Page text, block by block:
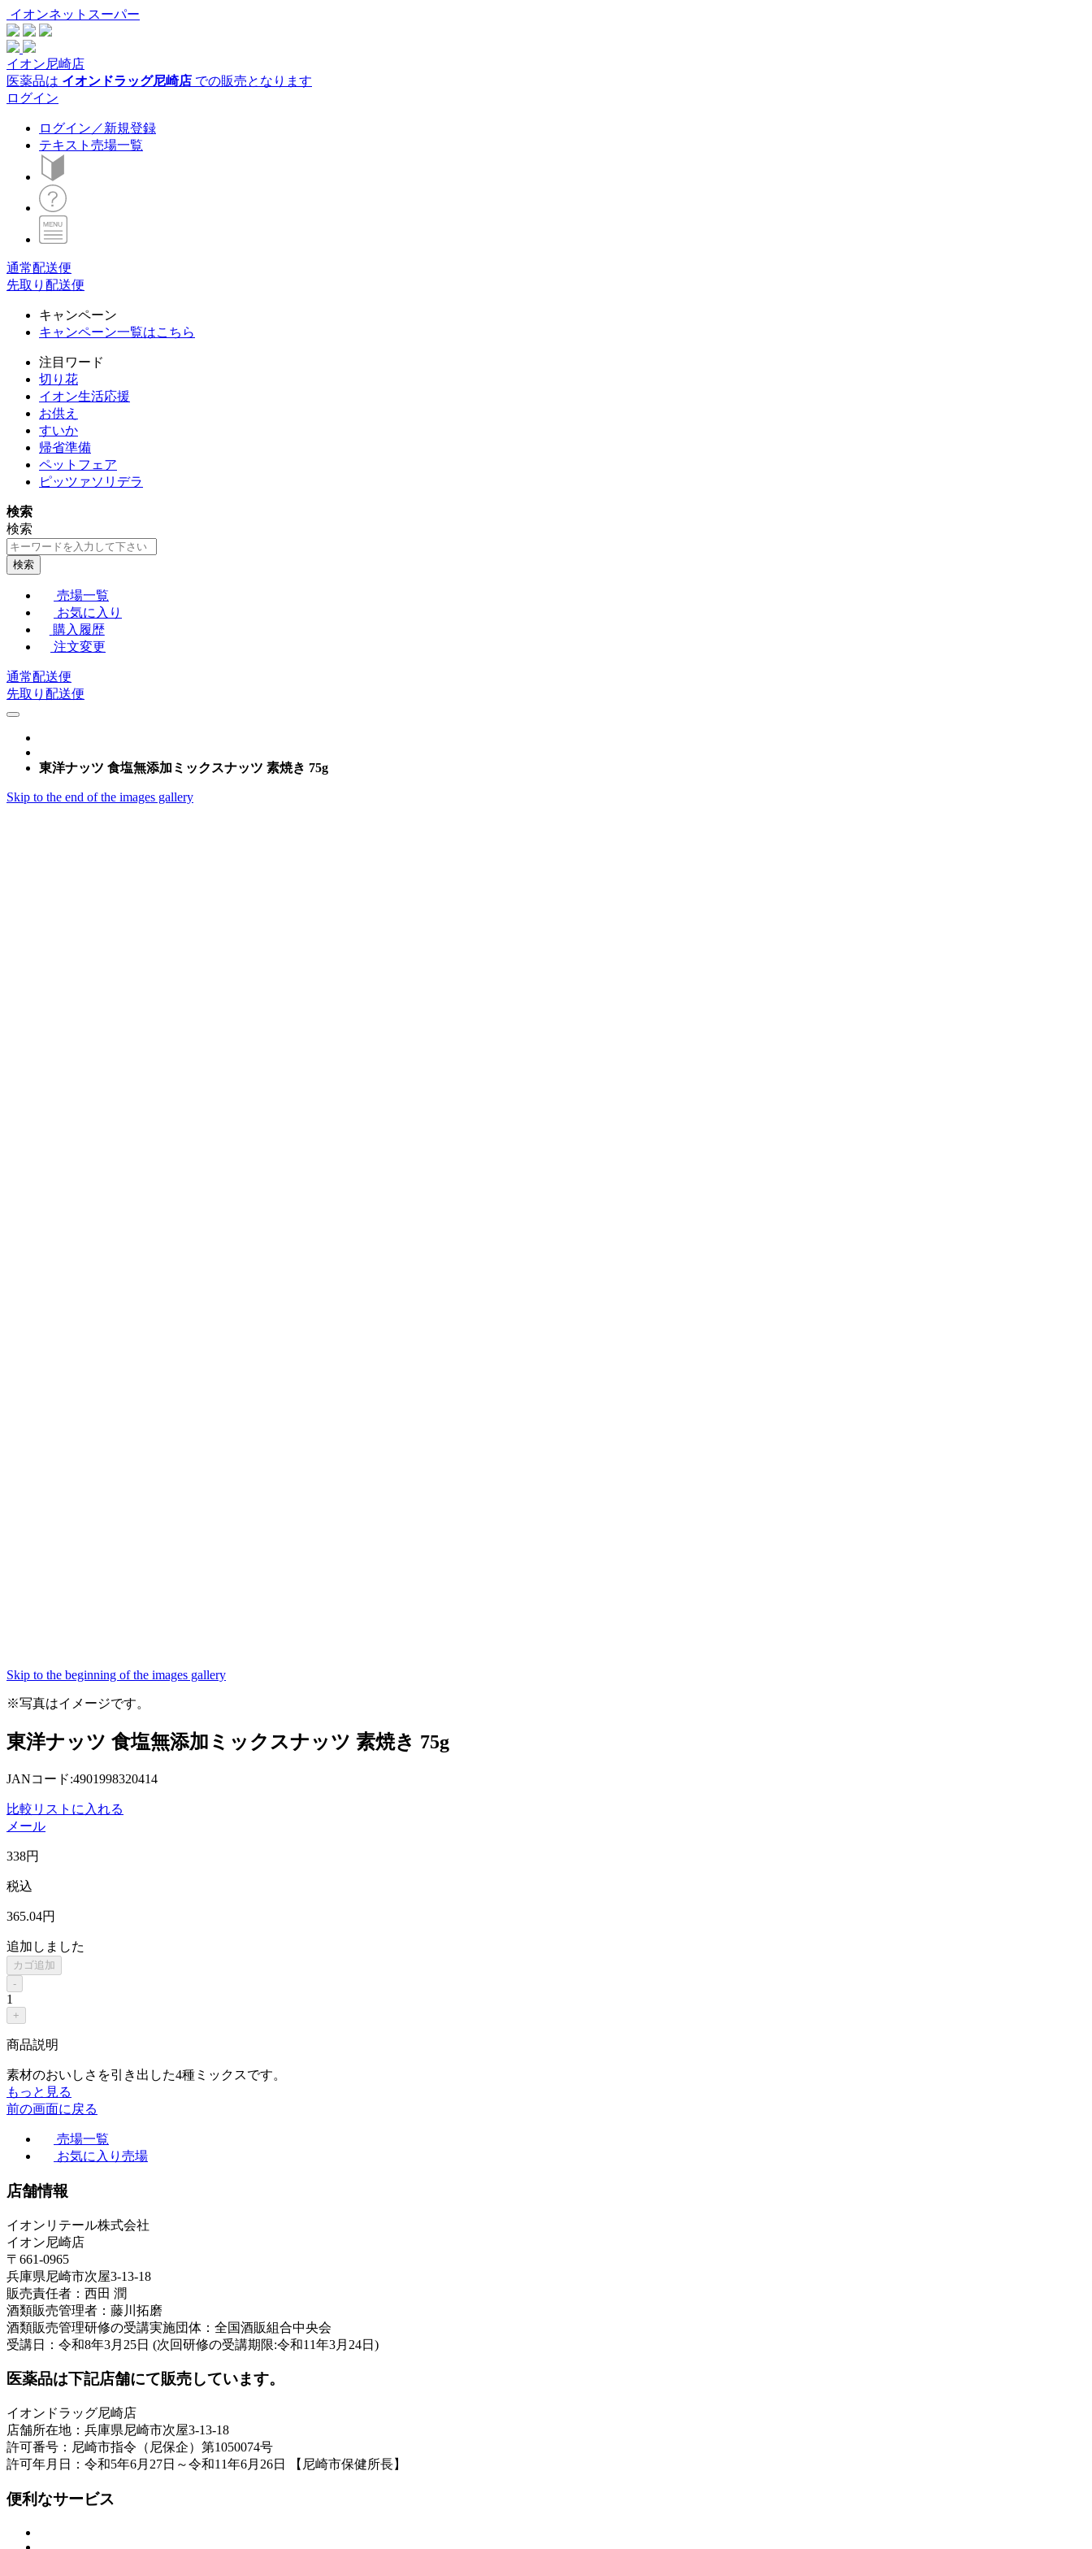
イオンネットスーパー
イオン尼崎店
医薬品は イオンドラッグ尼崎店 での販売となります
ログイン
ログイン／新規登録
テキスト売場一覧
通常配送便
先取り配送便
キャンペーン
キャンペーン一覧はこちら
注目ワード
切り花
イオン生活応援
お供え
すいか
帰省準備
ペットフェア
ピッツァソリデラ
検索
検索
検索
売場一覧
お気に入り
購入履歴
注文変更
通常配送便
先取り配送便
東洋ナッツ 食塩無添加ミックスナッツ 素焼き 75g
Skip to the end of the images gallery
Skip to the beginning of the images gallery
※写真はイメージです。
東洋ナッツ 食塩無添加ミックスナッツ 素焼き 75g
JANコード:4901998320414
比較リストに入れる
メール
338円
税込
365.04円
追加しました
カゴ追加
-
1
+
商品説明
素材のおいしさを引き出した4種ミックスです。
もっと見る
前の画面に戻る
売場一覧
お気に入り売場
店舗情報
イオンリテール株式会社
イオン尼崎店
〒661-0965
兵庫県尼崎市次屋3-13-18
販売責任者：西田 潤
酒類販売管理者：藤川拓磨
酒類販売管理研修の受講実施団体：全国酒販組合中央会
受講日：令和8年3月25日 (次回研修の受講期限:令和11年3月24日)
医薬品は下記店舗にて販売しています。
イオンドラッグ尼崎店
店舗所在地：兵庫県尼崎市次屋3-13-18
許可番号：尼崎市指令（尼保企）第1050074号
許可年月日：令和5年6月27日～令和11年6月26日 【尼崎市保健所長】
便利なサービス